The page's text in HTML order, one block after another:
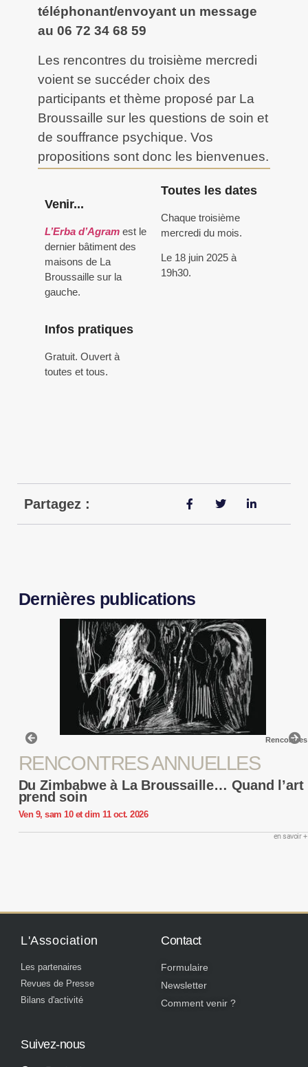
téléphonant/envoyant un message
au 06 72 34 68 59
Les rencontres du troisième mercredi
voient se succéder choix des
participants et thème proposé par La
Broussaille sur les questions de soin et
de souffrance psychique. Vos
propositions sont donc les bienvenues.
Venir...
L’Erba d’Agram est le
dernier bâtiment des
maisons de La
Broussaille sur la
gauche.
Toutes les dates
Chaque troisième
mercredi du mois.
Le 18 juin 2025 à
19h30.
Infos pratiques
Gratuit. Ouvert à
toutes et tous.
Partagez :
Dernières publications
Rencontres
RENCONTRES ANNUELLES
Du Zimbabwe à La Broussaille… Quand l’art
prend soin
Ven 9, sam 10 et dim 11 oct. 2026
en savoir +
L'Association
Les partenaires
Revues de Presse
Bilans d'activité
Contact
Formulaire
Newsletter
Comment venir ?
Suivez-nous